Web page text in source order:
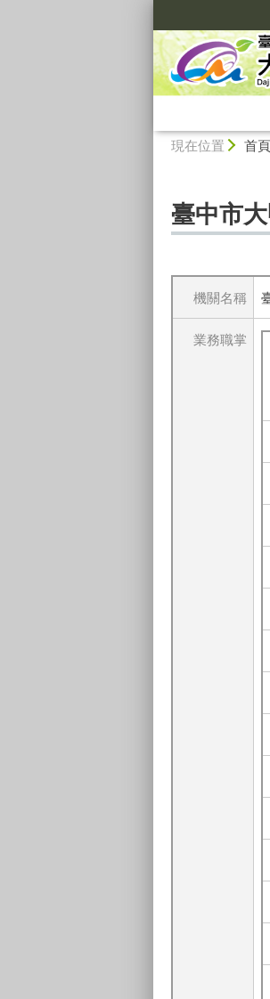
現在位置 首頁
臺中市
機關名稱
業務職掌